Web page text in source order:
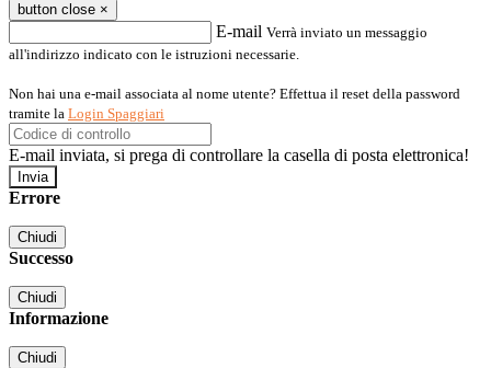
button close ×
E-mail Verrà inviato un messaggio
all'indirizzo indicato con le istruzioni necessarie.
Non hai una e-mail associata al nome utente? Effettua il reset della password
tramite la Login Spaggiari
E-mail inviata, si prega di controllare la casella di posta elettronica!
Errore
Chiudi
Successo
Chiudi
Informazione
Chiudi